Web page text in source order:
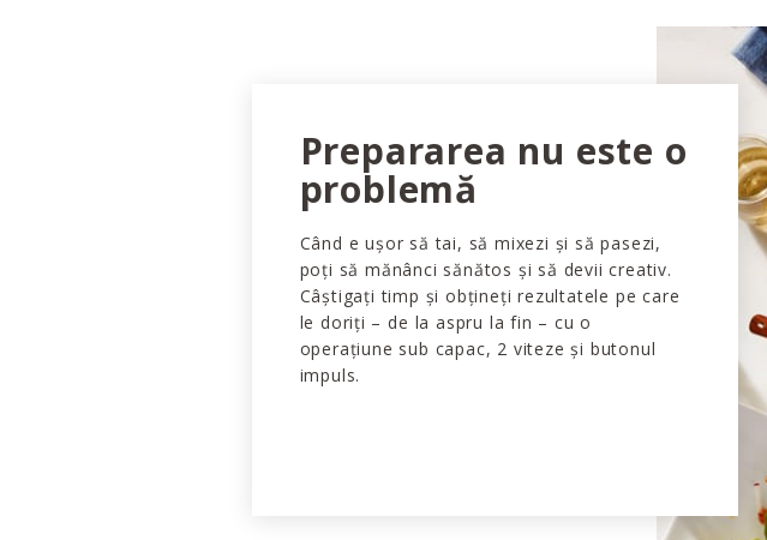
Prepararea nu este o
problemă
Când e ușor să tai, să mixezi și să pasezi,
poți să mănânci sănătos și să devii creativ.
Câștigați timp și obțineți rezultatele pe care
le doriți – de la aspru la fin – cu o
operațiune sub capac, 2 viteze și butonul
impuls.